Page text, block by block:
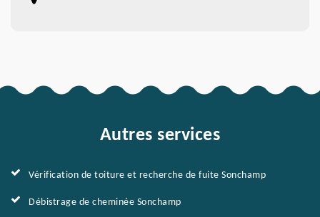
Autres services
Vérification de toiture et recherche de fuite Sonchamp
Débistrage de cheminée Sonchamp